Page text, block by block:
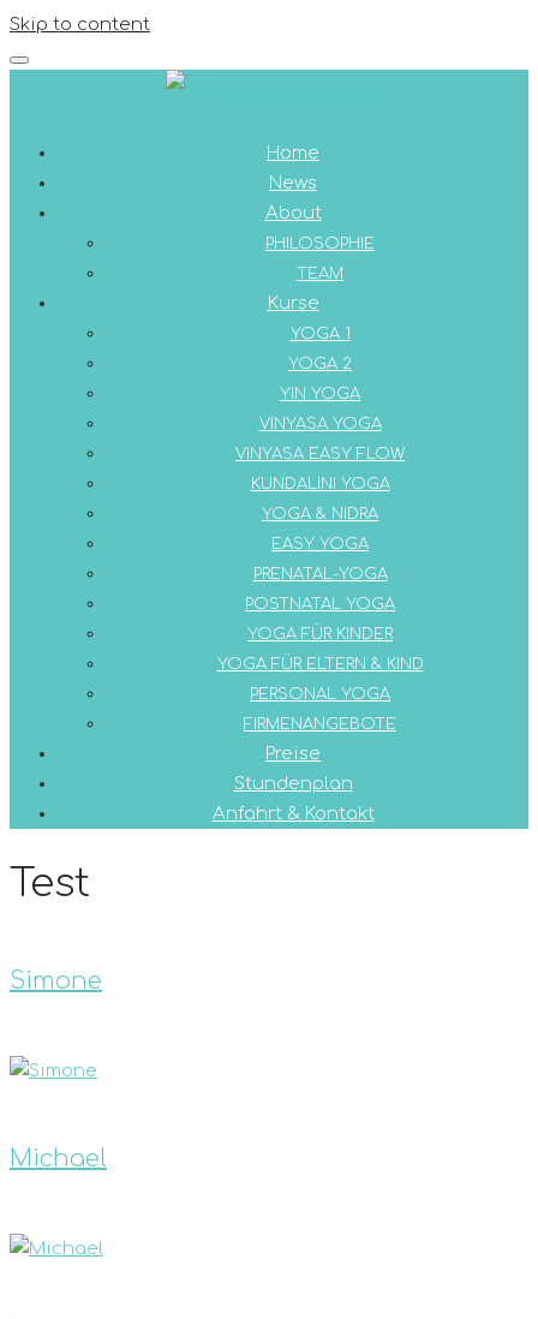
Skip to content
Home
News
About
PHILOSOPHIE
TEAM
Kurse
YOGA 1
YOGA 2
YIN YOGA
VINYASA YOGA
VINYASA EASY FLOW
KUNDALINI YOGA
YOGA & NIDRA
EASY YOGA
PRENATAL-YOGA
POSTNATAL YOGA
YOGA FÜR KINDER
YOGA FÜR ELTERN & KIND
PERSONAL YOGA
FIRMENANGEBOTE
Preise
Stundenplan
Anfahrt & Kontakt
Test
Simone
Michael